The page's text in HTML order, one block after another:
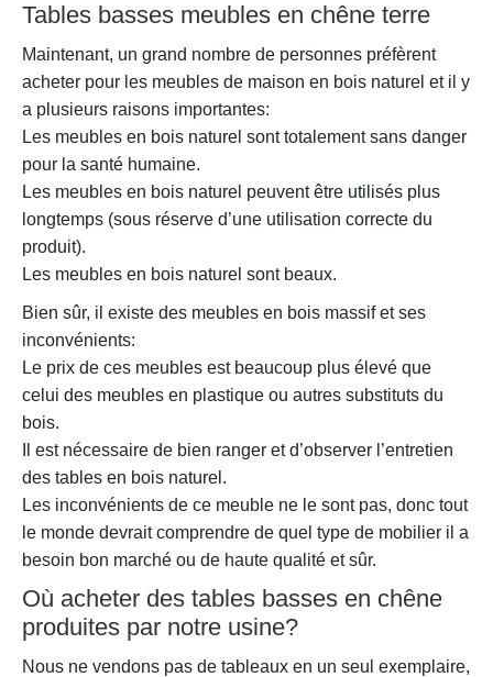
Tables basses meubles en chêne terre
Maintenant, un grand nombre de personnes préfèrent
acheter pour les meubles de maison en bois naturel et il y
a plusieurs raisons importantes:
Les meubles en bois naturel sont totalement sans danger
pour la santé humaine.
Les meubles en bois naturel peuvent être utilisés plus
longtemps (sous réserve d’une utilisation correcte du
produit).
Les meubles en bois naturel sont beaux.
Bien sûr, il existe des meubles en bois massif et ses
inconvénients:
Le prix de ces meubles est beaucoup plus élevé que
celui des meubles en plastique ou autres substituts du
bois.
Il est nécessaire de bien ranger et d’observer l’entretien
des tables en bois naturel.
Les inconvénients de ce meuble ne le sont pas, donc tout
le monde devrait comprendre de quel type de mobilier il a
besoin bon marché ou de haute qualité et sûr.
Où acheter des tables basses en chêne
produites par notre usine?
Nous ne vendons pas de tableaux en un seul exemplaire,